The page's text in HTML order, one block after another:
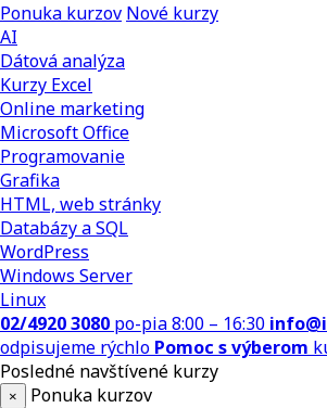
Ponuka kurzov Nové kurzy
AI
Dátová analýza
Kurzy Excel
Online marketing
Microsoft Office
Programovanie
Grafika
HTML, web stránky
Databázy a SQL
WordPress
Windows Server
Linux
02/4920 3080 po-pia 8:00 – 16:30
odpisujeme rýchlo Pomoc s výberom
Posledné navštívené kurzy
×
Ponuka kurzov